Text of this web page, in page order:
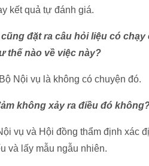
kết quả tự đánh giá.
đặt ra câu hỏi liệu có
thế nào về việc này?
Nội vụ là không có chuyện đó.
không xảy ra điều đó
vụ và Hội đồng thẩm định xác
và lấy mẫu ngẫu nhiên.